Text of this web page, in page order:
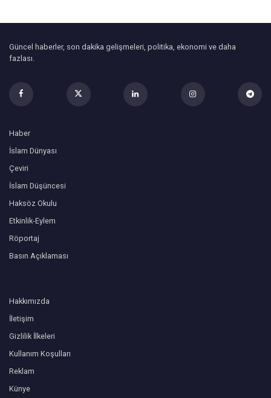
Güncel haberler, son dakika gelişmeleri, politika, ekonomi ve daha
fazlası.
Haber
İslam Dünyası
Çeviri
İslam Düşüncesi
Haksöz Okulu
Etkinlik-Eylem
Röportaj
Basın Açıklaması
Hakkımızda
İletişim
Gizlilik İlkeleri
Kullanım Koşulları
Reklam
Künye